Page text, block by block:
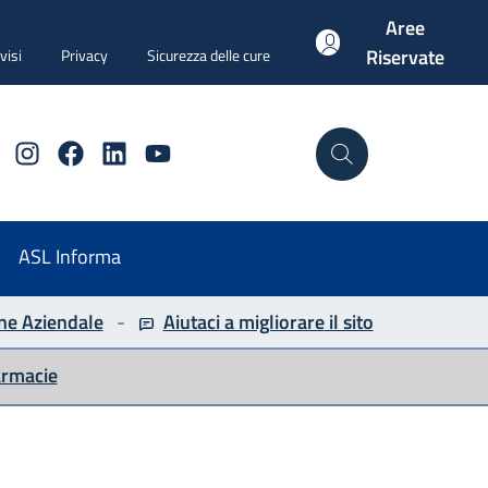
Privacy Sicurezza delle cure
Aree
Riservate
InstagramFacebookLinkedinYouTube
ASL Informa
Aziendale- Aiutaci a migliorareil sito